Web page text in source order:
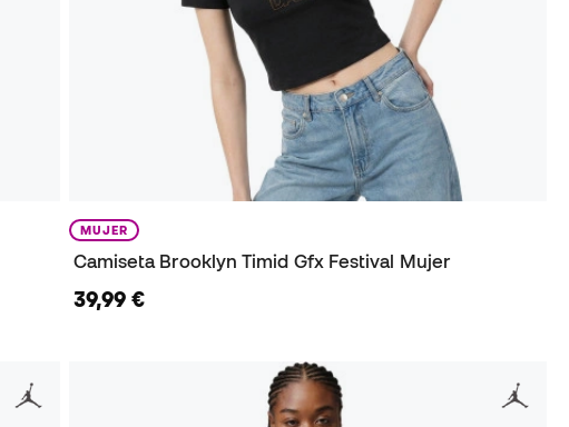
MUJER
Camiseta Brooklyn Timid Gfx Festival Mujer
39,99 €